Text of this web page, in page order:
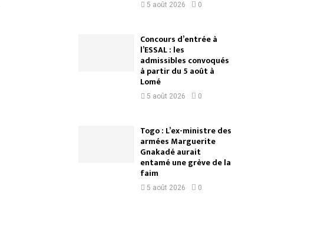
5 août 2026 0
Concours d’entrée à
l’ESSAL : les
admissibles convoqués
à partir du 5 août à
Lomé
5 août 2026 0
Togo : L’ex-ministre des
armées Marguerite
Gnakadé aurait
entamé une grève de la
faim
5 août 2026 0